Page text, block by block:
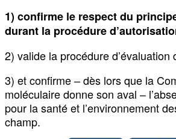
1) confirme le respect du
durant la procédure
2) valide la procédure d’évaluation
3) et confirme – dès lors que la
moléculaire donne son aval –
pour la santé et l’environnement
champ.